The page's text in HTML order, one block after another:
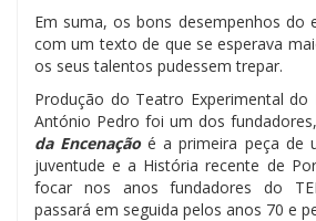
Em suma, os bons desempenhos do
com um texto de que se esperava
os seus talentos pudessem trepar.
Produção do Teatro Experimental do
António Pedro foi um dos fundadores,
da Encenaçãoé a primeira peça de
juventude e a História recente de
focar nos anos fundadores do
passará em seguida pelos anos 70 e